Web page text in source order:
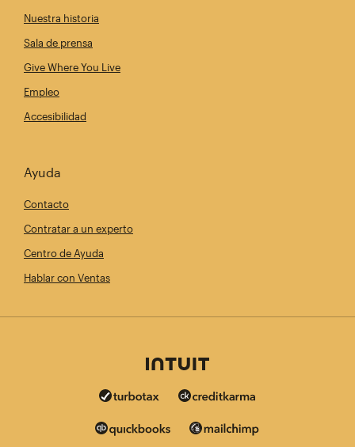
Nuestra historia
Sala de prensa
Give Where You Live
Empleo
Accesibilidad
Ayuda
Contacto
Contratar a un experto
Centro de Ayuda
Hablar con Ventas